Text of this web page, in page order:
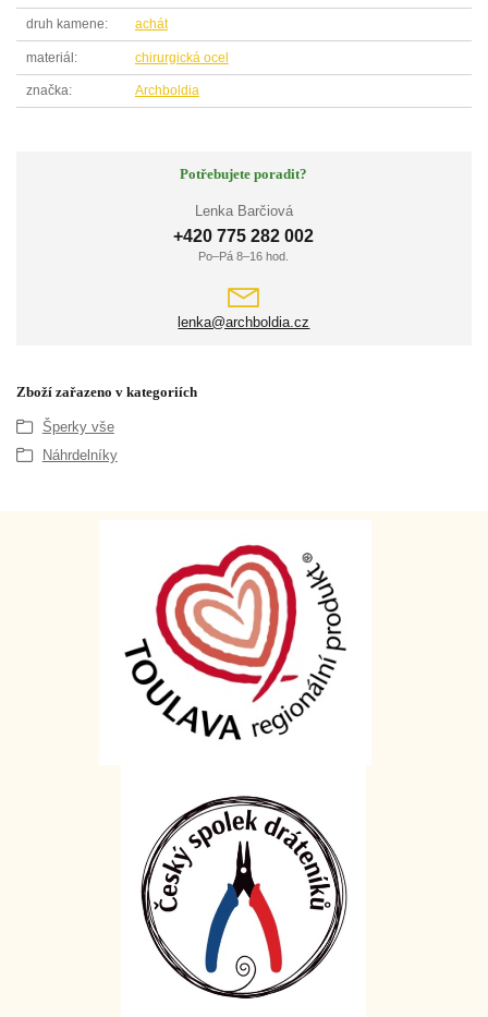
druh kamene achát
materiál chirurgická ocel
značka Archboldia
Potřebujete poradit?
Lenka Barčiová
+420 775 282 002
Po–Pá 8–16 hod.
lenka@archboldia.cz
Zboží zařazeno v kategoriích
Šperky vše
Náhrdelníky